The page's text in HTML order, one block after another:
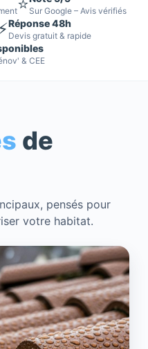
Sur Google – Avis vérifiés
Réponse 48h
Devis gratuit & rapide
& CEE
de
pensés pour
votre habitat.